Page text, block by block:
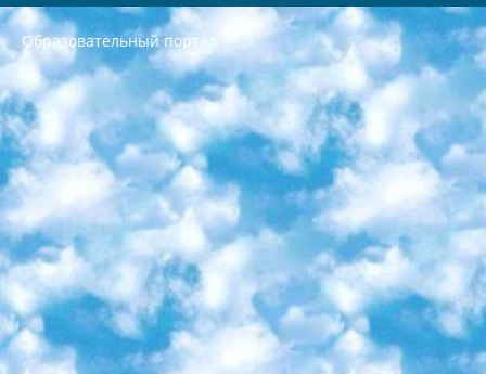
Образовательный портал
РЕСПУБЛИКА УЗБЕКИСТАН МИНИСТРЕРСТВО ДОШКОЛЬНОГО И ШКОЛЬНОГО ОБРАЗОВАНИЯ КОМАНДА в общеобразовательных учреждениях в 2023-2024 учебном году организация и проведение итоговой государственной аттестации обучающихся о Министра дошкольного и школьного образования Республики Узбекистан от 4 марта 2008 года (постановлением Минюста от 20 марта 2008 года № 1778 государственной регистрации) «Итоговое состояние учащихся общего среднего образования на основании положения об утверждении положения об аттестации общего среднего образования выпускной экзамен студентов в образовательных учреждениях в 2023-2024 учебном году В целях организации и прохождения аттестации приказываю: 1. Следующее: перечень предметов, по которым будет проводиться итоговая государственная аттестация и экзамен формы перевода согласно приложению 1; сертификаты международного образца, оценивающие уровень владения иностранными языками перечень согласно приложению 2; 2. Педагогический при специализированных образовательных учреждениях. научно-практический центр квалификации и международной оценки (Д.Давидова) 2024 г. До 25 марта: задания по предметам, по которым будет проводиться итоговая аттестация разработка и утверждение технических условий; итоговая аттестация на основании разработанного предметного задания разработка вопросов по предметам (устно и письменно), экзамен передача; общеобразовательные средние школы и специальные учебные заведения учащиеся выпускных классов школ и интернатов в агентской системе подготовка базы данных экзаменационных материалов и критериев оценки; перевод базы экзаменационных материалов на все языки обучения подать в Республиканский образовательный центр для изготовления; варианты экзаменов на основе разработанных контрольных материалов пусть будут поставлены задачи формирования. 3. Республиканский образовательный центр (Ш.Худайкулов) до 5 апреля 2024 года. до: база данных предоставленных экзаменационных материалов на все языки обучения перевод и экспертиза; для слепых, слабовидящих, глухих, слабослышащих и умственно отсталых детей учащиеся выпускных классов специализированных школ и школ-интернатов база данных экзаменационных материалов на всех преподаваемых языках подготовка критериев оценки; специализированные школы для умственно отсталых детей и технологии для учащихся выпускных классов школ-интернатов разработка соответствующих рекомендаций и критериев проведения ЕГЭ по естествознанию давать задания. 4. Педагогический при специализированных образовательных учреждениях. Научно-практический центр навыков и международной оценки (Д.Давидова), Республика образовательный центр (Худайкулов Ш.) итоговый государственный аттестационный экзамен ориентирован на творческое и логическое мышление при подготовке базы материалов учитывать введение заданий. 5. Следует отметить, что: сертификат государственного образца о знании общеобразовательного предмета и как минимум национальный уровень B1 по предметам на иностранных языках, указанным в Приложении 2. или международно признанный сертификат эквивалентного уровня студенты, изучающие определенный предмет, освобождаются от экзамена; по соответствующим предметам запланирована итоговая государственная аттестация за день до дня, путем жеребьевки Рабочей группой (в письменной форме по предметам, проводимым в форме) из числа сформированных вариантов выбрано 2 варианта; 2 выбранных варианта экзамена анонсированы на официальном сайте министерства и все выпускники по всей стране на основе этих вариантов проводит итоговую государственную аттестацию. 6. Государственное образование учащихся средних общеобразовательных учреждений. знания в соответствии с квалификационными требованиями, которые необходимо приобрести на основании стандартов итоговый (выпускной) контроль для 9 и 11 классов в целях тестирования Экзамены (далее – экзамены) состоят из предметов, перечисленных в приложении 1. будет сделано. 7. Экзамены пройдут с 26 мая по 15 июня 2024 г. (кроме науки физического воспитания). 8. Физическая для учащихся 9 классов общесредних образовательных учреждений. Экзамены по предмету «Образование, квалификация медицина» 1-6 мая 2024 года. сотрудники перевести под присмотр (с отклонениями в физическом или умственном развитии) специализированная школа для детей, школы-интернаты и со сколиозом школы-интернаты санаторного типа для больных детей исключены). 9. Он был слепым, слабовидящим и имел нарушения опорно-двигательного аппарата. экзамены в специализированных школах и интернатах для детей должны проводиться исходя из требований, предъявляемых к общеобразовательным учреждениям (физкультура кроме науки). 10. Специализированная школа для глухих и слабослышащих детей. и экзамены в интернатах и быть реализован в виде письменного теста по математике. 11. Специальность для умственно отсталых детей. Для 9 класса Родной язык и литературное письмо Государственный язык (язык обучения – узбекский). для неклассов) написано Математическое письмо Письменная/устная история Узбекистана Физическое воспитание практично Итоговый контроль Для 11 класса Написание родного языка и литературы (эссе) Математическое письмо Узбекский язык (обучение на узбекском языке) не посещающее общее среднее образование для учреждений)/Образовательное учреждение выбор письменный и устный Иностранный язык письменный/устный Письменная/устная история Узбекистана *По выбору студента:  Химия  Физика  Основы государственного права  География 10 бесплатных образовательных ресурсов - Мы составили подборку онлайн-проектов с интерактивными упражнениями, видеолекциями и статьями. Они помогут вам обрести новые и освежить старые знания бесплатно. 1. «ИНТУИТ» Старейшая образовательная площадка Рунета. Здесь вы найдёте сотни текстовых и видеокурсов на десятки различных тем — от программирования до психологии. Многие курсы подготовлены российскими университетами и крупными международными компаниями вроде Intel и Microsoft. Самостоятельное обучение бесплатное, но желающие могут оплатить услуги персональных наставников. 2. «Смартия» знакомит с актуальными профессиями и подсказывает, как им обучаться. Выбрав заинтересовавшую вас специальность — SMM-специалист, фотограф, веб-дизайнер или другую, — увидите список необходимых для неё умений. Чтобы вы могли освоить их самостоятельно, для каждого умения площадка отображает подборку ссылок на учебные материалы. Хотя «Смартия» ориентируется на русскоязычную аудиторию, часть контента всё же доступна только на английском. 3. «Лекторий Физтеха» Проект Московского физико-технического института (Физтеха). С его помощью вы можете смотреть онлайн серии лекций, записанные на видео в этом вузе. В числе доступных предметов — физика, биология, химия, информационные технологии и другие. К некоторым лекциям администрация ресурса прилагает готовые конспекты, которые можно скачивать в PDF-формате. 4. ITMOcourses Онлайн-площадка Санкт-Петербургского национального исследовательского университета информационных технологий, механики и оптики (ИТМО). Ресурс предоставляет свободный доступ к курсам, разработанным в этом вузе. Каталог материалов разбит на четыре категории: «Оптические системы и технологии», «Приборостроение и робототехника», «Информационные технологии» и «Биотехнологии». Курсы состоят из видеолекций, интерактивных демонстраций и заданий. 5. «КиберЛенинка» Электронная научная библиотека открытого доступа. Каталог площадки регулярно обрастает текстами статей из различных научных изданий. Сгруппированные по журналам и рубрикам публикации можно читать онлайн или скачивать целиком в PDF-формате. Проект нацелен на популяризацию науки за счёт открытого доступа к качественной информации. 6. «ПостНаука» На этом ресурсе публикуют подборки видеолекций, составленные экспертами из разных отраслей и объединённые общими темами. Среди них, к примеру, есть серии «Биоинформатика и геномика», «Культура средневековой Скандинавии» и Cinema Studies о теории кино. Каждая подборка лекций — логически связанная история, рассказанная экспертом от первого лица. Кроме того, на сайте появляются научно-образовательные статьи и тесты на разные темы. 7. «Newочём» Команда проекта «Newочём» отбирает самые интересные тексты из англоязычных СМИ и переводит те из них, за которые голосуют участники сообщества «ВКонтакте». По большей части это научно-популярные статьи. Редакторы придумывают лишь заголовки, в остальном содержание переводов соответствует оригиналам. Полные тексты можно читать прямо в социальной сети. 8. InternetUrok Онлайн-база материалов по основным дисциплинам школьной программы. Информация на сайте структурирована по классам, предметам и темам (урокам). Каждый урок состоит из видеолекций и конспектов. Есть также интерактивные тренажёры и тесты для закрепления пройденного материала. Даже если вы давно окончили школу, возможность повторить программу старших классов всегда может пригодиться. 9. Edutainme Ещё один ресурс об образовании. В отличие от Newtonew, как мне кажется, Edutainme больше ориентируется на представителей индустрии: педагогов, предпринимателей, разработчиков образовательных проектов. Но и любой, кто просто стремится к саморазвитию, найдёт на сайте много полезного и интересного для себя. Например, информацию о новых курсах и образовательных сервисах. 10. Newtonew Онлайн-медиа об образовании и обучении в широком смысле. Авторы Newtonew пишут об инструментах, заведениях, тактиках и стратегиях, которые помогают учить других и получать новые знания самостоятельно. На этой площадке вы найдёте новости, обзоры, аналитические мат